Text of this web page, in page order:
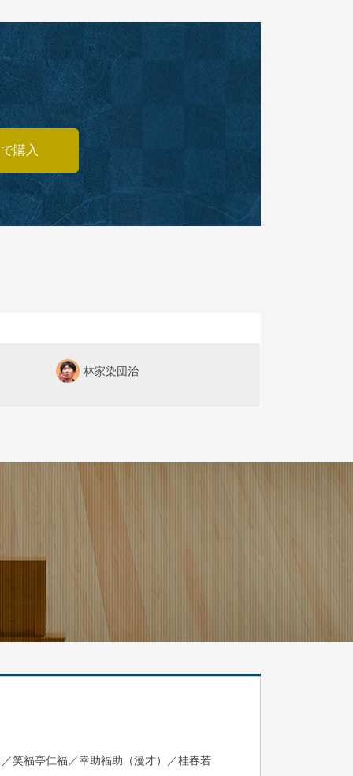
購入
林家染団治
笑福亭仁福／幸助福助（漫才）／桂春若